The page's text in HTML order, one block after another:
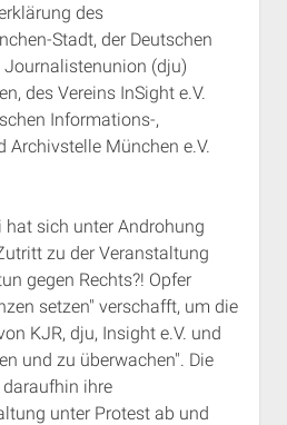
des
Stadt, der Deutschen
(dju)
des Vereins InSight e.V.
Informations-,
Archivstelle München e.V.
hat sich unter Androhung
zu der Veranstaltung
gegen Rechts?! Opfer
setzen" verschafft, um die
KJR, dju, Insight e.V. und
und zu überwachen". Die
ihre
unter Protest ab und